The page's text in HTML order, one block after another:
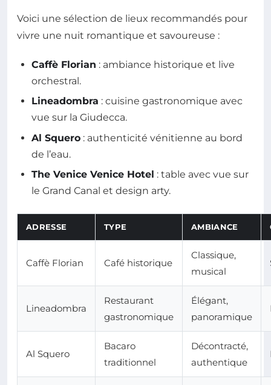
Voici une sélection de lieux recommandés pour
vivre une nuit romantique et savoureuse :
Caffè Florian : ambiance historique et live
orchestral.
Lineadombra : cuisine gastronomique avec
vue sur la Giudecca.
Al Squero : authenticité vénitienne au bord
de l’eau.
The Venice Venice Hotel : table avec vue sur
le Grand Canal et design arty.
ADRESSE TYPE AMBIANCE
Caffè Florian Café historique
Classique,
musical
Lineadombra
Restaurant
gastronomique
Élégant,
panoramique
Al Squero
Bacaro
traditionnel
Décontracté,
authentique